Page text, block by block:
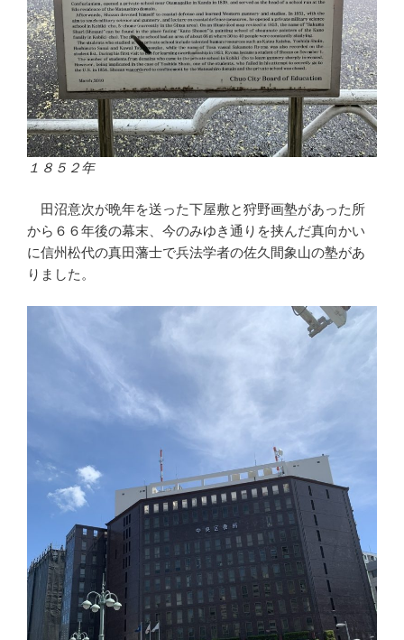
１８５２年
田沼意次が晩年を送った下屋敷と狩野画塾があった所
から６６年後の幕末、今のみゆき通りを挟んだ真向かい
に信州松代の真田藩士で兵法学者の佐久間象山の塾があ
りました。